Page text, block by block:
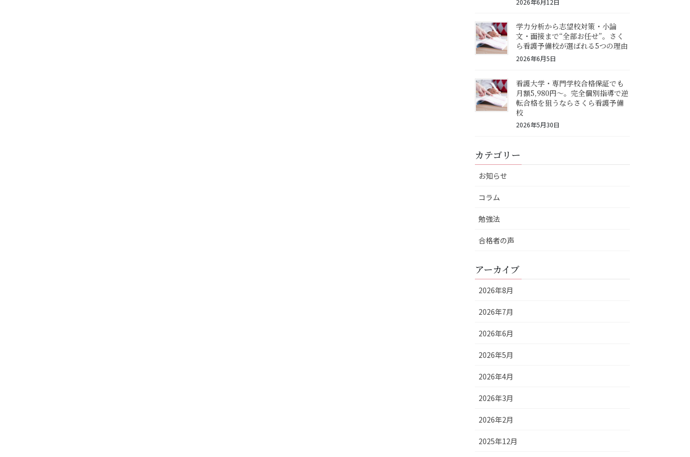
学力分析から志望校対策・小論
文・面接まで“全部お任せ”。さく
ら看護予備校が選ばれる5つの理由
2026年6月5日
看護大学・専門学校合格保証でも
月額5,980円〜。完全個別指導で逆
転合格を狙うならさくら看護予備
校
2026年5月30日
カテゴリー
お知らせ
コラム
勉強法
合格者の声
アーカイブ
2026年8月
2026年7月
2026年6月
2026年5月
2026年4月
2026年3月
2026年2月
2025年12月